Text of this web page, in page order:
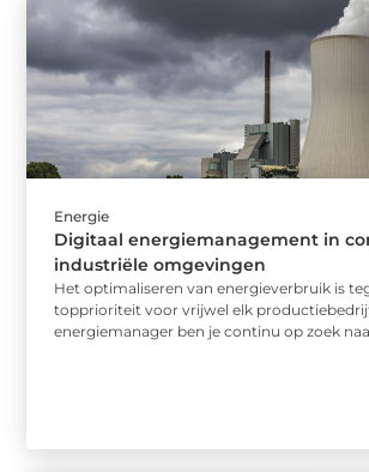
Energie
Digitaal energiemanagement in
industriële omgevingen
Het optimaliseren van energieverbruik is
topprioriteit voor vrijwel elk
energiemanager ben je continu op zoek